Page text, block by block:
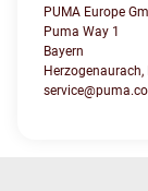
PUMA Europe
Puma Way 1
Bayern